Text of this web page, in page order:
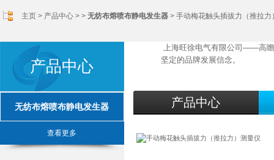
主页 > 产品中心 > > 无纺布熔喷布静电发生器 > 手动梅花触头插拔力（推拉力
产品中心
无纺布熔喷布静电发生器
查看更多
上海旺徐电气有限公司——高瞻
坚定的品牌发展信念。
产品中心